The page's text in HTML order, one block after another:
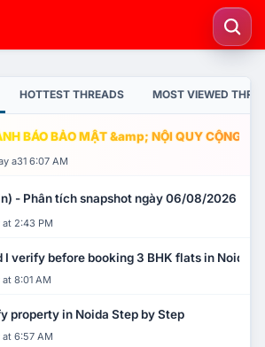
HOTTEST THREADS MOST VIEWED
BÁO BẢO MẬT &amp; NỘI QUY CỘNG
a31 6:07 AM
- Phân tích snapshot ngày 06/08/2026
at 2:43 PM
I verify before booking 3 BHK flats in Noida?
8:01 AM
property in Noida Step by Step
at 6:57 AM